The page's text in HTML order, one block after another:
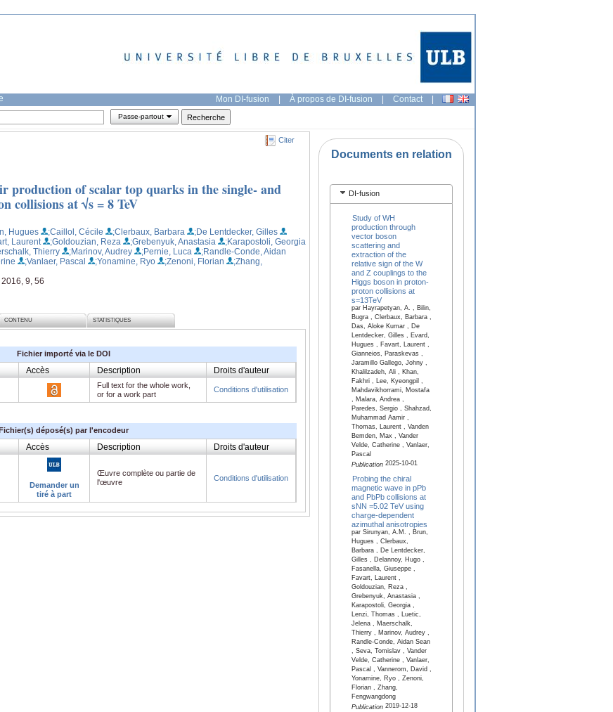
Mon DI-fusion | À propos de DI-fusion | Contact |
Passe-partout
Citer
production of scalar top quarks in the single- and
collisions at √s = 8 TeV
Hugues ;Caillol, Cécile ;Clerbaux, Barbara
;De Lentdecker, Gilles
Laurent ;Goldouzian, Reza ;Grebenyuk, Anastasia
;Karapostoli, Georgia
Thierry ;Marinov, Audrey ;Pernie, Luca
;Randle-Conde, Aidan
;Vanlaer, Pascal ;Yonamine, Ryo ;Zenoni, Florian
;Zhang,
9, 56
CONTENU STATISTIQUES
Fichier importé via le DOI
Accès Description Droits d'auteur
Full text for the whole work,
or for a work part
Conditions d'utilisation
déposé(s) par l'encodeur
Accès Description Droits d'auteur
Demander un
tiré à part
Œuvre complète ou partie de
l'œuvre
Conditions d'utilisation
Documents en relation
DI-fusion
Study of WH
production through
vector boson
scattering and
extraction of the
relative sign of the W
and Z couplings to the
Higgs boson in proton-
proton collisions at
s=13TeV
par Hayrapetyan, A. , Bilin,
Bugra , Clerbaux, Barbara ,
Das, Aloke Kumar , De
Lentdecker, Gilles , Evard,
Hugues , Favart, Laurent ,
Gianneios, Paraskevas ,
Jaramillo Gallego, Johny ,
Khalilzadeh, Ali , Khan,
Fakhri , Lee, Kyeongpil ,
Mahdavikhorrami, Mostafa
, Malara, Andrea ,
Paredes, Sergio , Shahzad,
Muhammad Aamir ,
Thomas, Laurent , Vanden
Bemden, Max , Vander
Velde, Catherine , Vanlaer,
Pascal
Publication2025-10-01
Probing the chiral
magnetic wave in pPb
and PbPb collisions at
sNN =5.02 TeV using
charge-dependent
azimuthal anisotropies
par Sirunyan, A.M. , Brun,
Hugues , Clerbaux,
Barbara , De Lentdecker,
Gilles , Delannoy, Hugo ,
Fasanella, Giuseppe ,
Favart, Laurent ,
Goldouzian, Reza ,
Grebenyuk, Anastasia ,
Karapostoli, Georgia ,
Lenzi, Thomas , Luetic,
Jelena , Maerschalk,
Thierry , Marinov, Audrey ,
Randle-Conde, Aidan Sean
, Seva, Tomislav , Vander
Velde, Catherine , Vanlaer,
Pascal , Vannerom, David ,
Yonamine, Ryo , Zenoni,
Florian , Zhang,
Fengwangdong
Publication2019-12-18